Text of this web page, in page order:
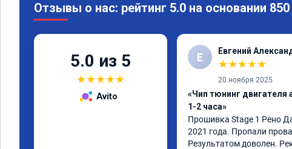
Отзывы о нас: рейтинг 5.0 на основании
5.0 из 5
★★★★★
Avito
Е Евгений
★★★★★
20 ноября 2025
«Чип тюнинг двигателя
1-2 часа»
Прошивка Stage 1 Рено
2021 года. Пропали
Результатом доволен.